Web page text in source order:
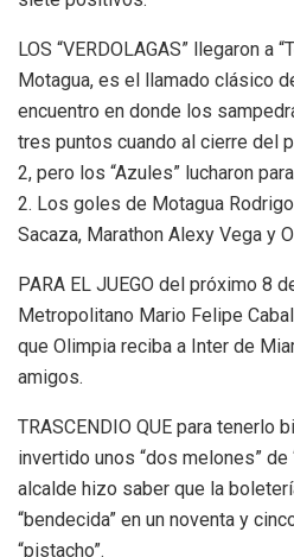
LOS “VERDOLAGAS” llegaron a
Motagua, es el llamado clásico
encuentro en donde los
tres puntos cuando al cierre del
2, pero los “Azules” lucharon
2. Los goles de Motagua
Sacaza, Marathon Alexy Vega y
PARA EL JUEGO del próximo 8
Metropolitano Mario Felipe
que Olimpia reciba a Inter de
amigos.
TRASCENDIO QUE para tenerlo
invertido unos “dos melones”
alcalde hizo saber que la
“bendecida” en un noventa y
“pistacho”.